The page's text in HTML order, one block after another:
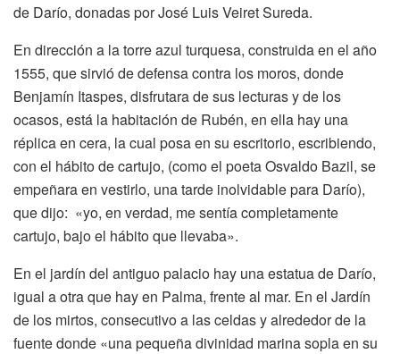
de Darío, donadas por José Luis Veiret Sureda.
En dirección a la torre azul turquesa, construida en el año
1555, que sirvió de defensa contra los moros, donde
Benjamín Itaspes, disfrutara de sus lecturas y de los
ocasos, está la habitación de Rubén, en ella hay una
réplica en cera, la cual posa en su escritorio, escribiendo,
con el hábito de cartujo, (como el poeta Osvaldo Bazil, se
empeñara en vestirlo, una tarde inolvidable para Darío),
que dijo: «yo, en verdad, me sentía completamente
cartujo, bajo el hábito que llevaba».
En el jardín del antiguo palacio hay una estatua de Darío,
igual a otra que hay en Palma, frente al mar. En el Jardín
de los mirtos, consecutivo a las celdas y alrededor de la
fuente donde «una pequeña divinidad marina sopla en su